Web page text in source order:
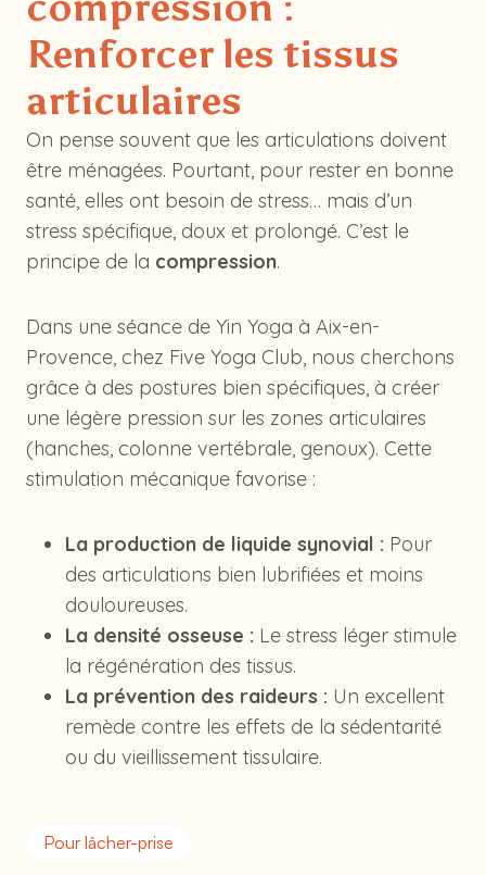
Renforcer les tissus
articulaires
On pense souvent que les articulations doivent
être ménagées. Pourtant, pour rester en bonne
santé, elles ont besoin de stress… mais d’un
stress spécifique, doux et prolongé. C’est le
principe de la compression.
Dans une séance de Yin Yoga à Aix-en-
Provence, chez Five Yoga Club, nous cherchons
grâce à des postures bien spécifiques, à créer
une légère pression sur les zones articulaires
(hanches, colonne vertébrale, genoux). Cette
stimulation mécanique favorise :
La production de liquide synovial : Pour
des articulations bien lubrifiées et moins
douloureuses.
La densité osseuse : Le stress léger stimule
la régénération des tissus.
La prévention des raideurs : Un excellent
remède contre les effets de la sédentarité
ou du vieillissement tissulaire.
Pour lâcher-prise